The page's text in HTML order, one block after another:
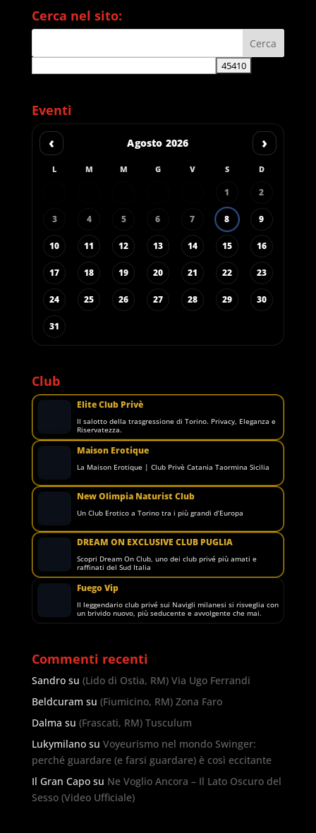
Cerca nel sito:
Eventi
‹ Agosto 2026 ›
L M M G V S D
1 2
3 4 5 6 7 8 9
10 11 12 13 14 15 16
17 18 19 20 21 22 23
24 25 26 27 28 29 30
31
Club
Elite Club Privè
Il salotto della trasgressione di Torino. Privacy, Eleganza e
Riservatezza.
Maison Erotique
La Maison Erotique | Club Privè Catania Taormina Sicilia
New Olimpia Naturist Club
Un Club Erotico a Torino tra i più grandi d’Europa
DREAM ON EXCLUSIVE CLUB PUGLIA
Scopri Dream On Club, uno dei club privé più amati e
raffinati del Sud Italia
Fuego Vip
Il leggendario club privé sui Navigli milanesi si risveglia con
un brivido nuovo, più seducente e avvolgente che mai.
Commenti recenti
Sandrosu (Lido di Ostia, RM) Via Ugo Ferrandi
Beldcuram su (Fiumicino, RM) Zona Faro
Dalma su (Frascati, RM) Tusculum
Lukymilanosu Voyeurismo nel mondo Swinger:
perché guardare (e farsi guardare) è così eccitante
Il Gran Caposu Ne Voglio Ancora – Il Lato Oscuro del
Sesso (Video Ufficiale)